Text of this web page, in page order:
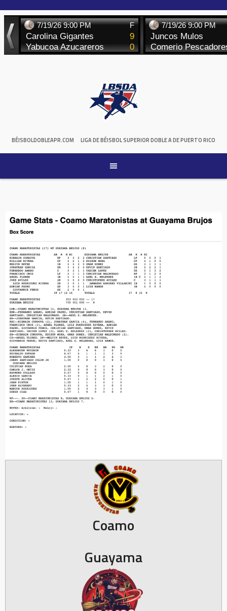
to
content
BÉISBOLDOBLEAPR.COM LIGA DE BÉISBOL SUPERIOR DOBLE A DE PUERTO RICO
Coamo
Guayama